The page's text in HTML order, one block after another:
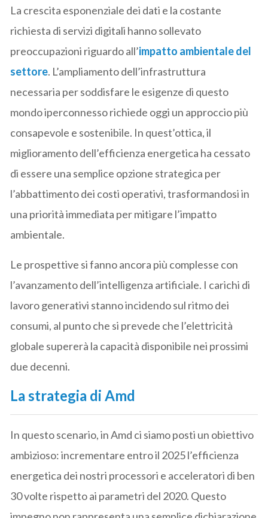
La crescita esponenziale dei dati e la costante
richiesta di servizi digitali hanno sollevato
preoccupazioni riguardo all’impatto ambientale del
settore. L’ampliamento dell’infrastruttura
necessaria per soddisfare le esigenze di questo
mondo iperconnesso richiede oggi un approccio più
consapevole e sostenibile. In quest’ottica, il
miglioramento dell’efficienza energetica ha cessato
di essere una semplice opzione strategica per
l’abbattimento dei costi operativi, trasformandosi in
una priorità immediata per mitigare l’impatto
ambientale.
Le prospettive si fanno ancora più complesse con
l’avanzamento dell’intelligenza artificiale. I carichi di
lavoro generativi stanno incidendo sul ritmo dei
consumi, al punto che si prevede che l’elettricità
globale supererà la capacità disponibile nei prossimi
due decenni.
La strategia di Amd
In questo scenario, in Amd ci siamo posti un obiettivo
ambizioso: incrementare entro il 2025 l’efficienza
energetica dei nostri processori e acceleratori di ben
30 volte rispetto ai parametri del 2020. Questo